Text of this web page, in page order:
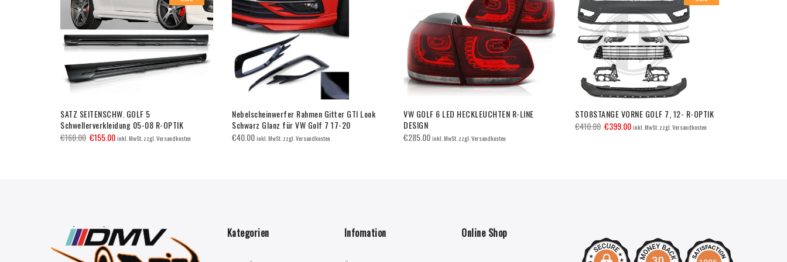
SATZ SEITENSCHW. GOLF 5
Schwellerverkleidung 05-08 R-OPTIK
€160.00 €155.00inkl. MwSt. zzgl. Versandkosten
Nebelscheinwerfer Rahmen Gitter GTI Look
Schwarz Glanz für VW Golf 7 17-20
€40.00inkl. MwSt. zzgl. Versandkosten
VW GOLF 6 LED HECKLEUCHTEN R-LINE
DESIGN
€285.00inkl. MwSt. zzgl. Versandkosten
STOßSTANGE VORNE GOLF 7, 12- R-OPTIK
€410.00 €399.00inkl. MwSt. zzgl. Versandkosten
Kategorien Infomation Online Shop